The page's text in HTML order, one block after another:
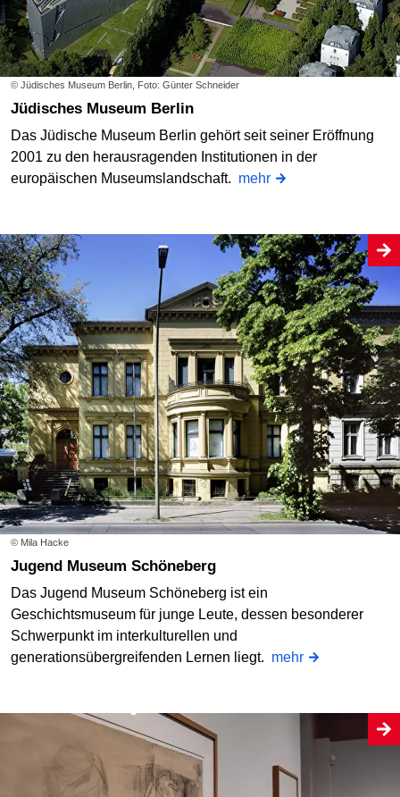
© Jüdisches Museum Berlin, Foto: Günter Schneider
Jüdisches Museum Berlin
Das Jüdische Museum Berlin gehört seit seiner Eröffnung
2001 zu den herausragenden Institutionen in der
europäischen Museumslandschaft. mehr
© Mila Hacke
Jugend Museum Schöneberg
Das Jugend Museum Schöneberg ist ein
Geschichtsmuseum für junge Leute, dessen besonderer
Schwerpunkt im interkulturellen und
generationsübergreifenden Lernen liegt. mehr